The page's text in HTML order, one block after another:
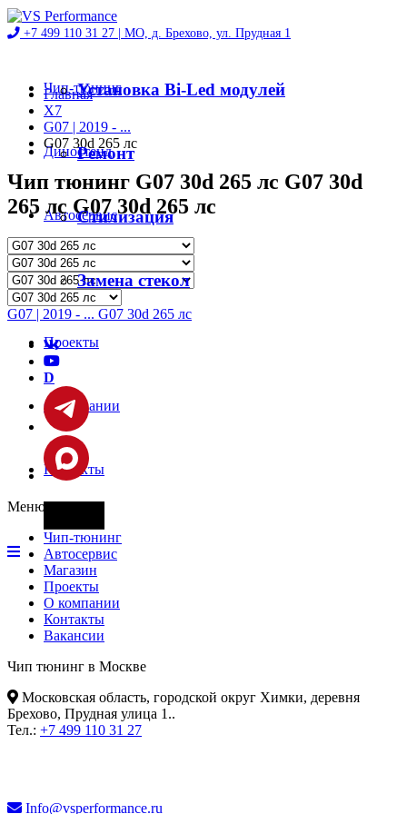
+7 499 110 31 27 | МО, д. Брехово, ул. Прудная 1
Чип-тюнинг
Диностенд
Автосервис
Магазин
Проекты
О компании
Контакты
Установка Bi-Led модулей
Ремонт
Стилизация
Замена стекол
Главная
X7
G07 | 2019 - ...
G07 30d 265 лс
Чип тюнинг G07 30d 265 лс G07 30d
265 лс G07 30d 265 лс
G07 | 2019 - ... G07 30d 265 лс
D
Меню
Чип-тюнинг
Автосервис
Магазин
Проекты
О компании
Контакты
Вакансии
Чип тюнинг в Москве
Московская область, городской округ Химки, деревня
Брехово, Прудная улица 1..
Тел.: +7 499 110 31 27
Info@vsperformance.ru